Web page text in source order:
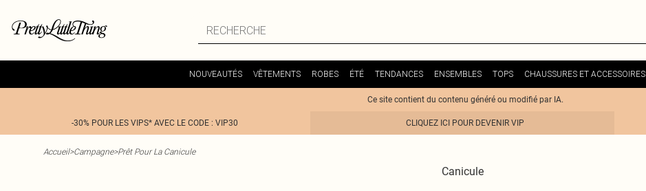
NOUVEAUTÉS VÊTEMENTS ROBES ÉTÉ TENDANCES ENSEMBLES TOPS CHAUSSURES ET ACCESSOIRES
Ce site contient du contenu généré ou modifié par IA.
-30% POUR LES VIPS* AVEC LE CODE : VIP30 CLIQUEZ ICI POUR DEVENIR VIP
Accueil>Campagne>Prêt Pour La Canicule
Canicule